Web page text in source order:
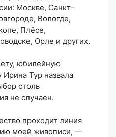
Москве, Санкт-
Вологде,
Плёсе,
Орле и других.
юбилейную
Ирина Тур назвала
столь
не случаен.
проходит линия
моей живописи, —